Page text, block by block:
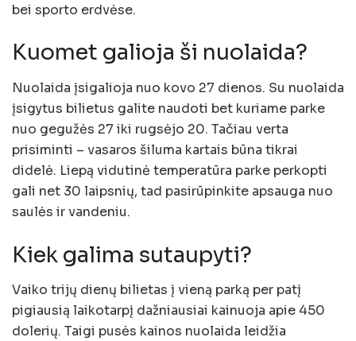
bei sporto erdvėse.
Kuomet galioja ši nuolaida?
Nuolaida įsigalioja nuo kovo 27 dienos. Su nuolaida
įsigytus bilietus galite naudoti bet kuriame parke
nuo gegužės 27 iki rugsėjo 20. Tačiau verta
prisiminti – vasaros šiluma kartais būna tikrai
didelė. Liepą vidutinė temperatūra parke perkopti
gali net 30 laipsnių, tad pasirūpinkite apsauga nuo
saulės ir vandeniu.
Kiek galima sutaupyti?
Vaiko trijų dienų bilietas į vieną parką per patį
pigiausią laikotarpį dažniausiai kainuoja apie 450
dolerių. Taigi pusės kainos nuolaida leidžia